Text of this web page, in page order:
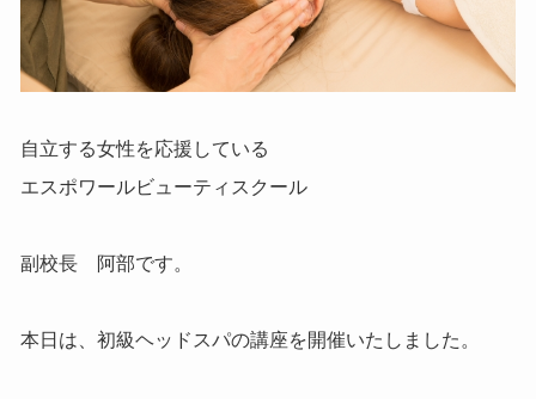
自立する女性を応援している
エスポワールビューティスクール
副校長 阿部です。
本日は、初級ヘッドスパの講座を開催いたしました。